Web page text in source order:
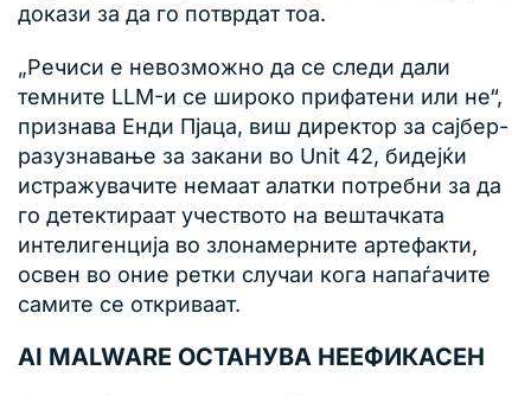
докази за да го потврдат тоа.
„Речиси е невозможно да се следи дали
темните LLM-и се широко прифатени или не“,
признава Енди Пјаца, виш директор за сајбер-
разузнавање за закани во Unit 42, бидејќи
истражувачите немаат алатки потребни за да
го детектираат учеството на вештачката
интелигенција во злонамерните артефакти,
освен во оние ретки случаи кога напаѓачите
самите се откриваат.
AI MALWARE ОСТАНУВА НЕЕФИКАСЕН